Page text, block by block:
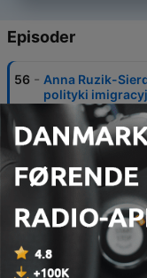
Episoder
56 - Anna Ruzik-
polityki
27 mar. 2024
55 - Piotr Kuczyński:
Stanu
27 mar. 2024
54 - Powrót 5 proc.
nigdy?
20 mar. 2024